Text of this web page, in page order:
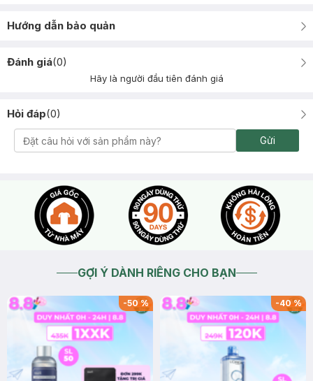
Hướng dẫn bảo quản
Đánh giá(0)
Hãy là người đầu tiên đánh giá
Hỏi đáp(0)
Gửi
GỢI Ý DÀNH RIÊNG CHO BẠN
-50% -40%